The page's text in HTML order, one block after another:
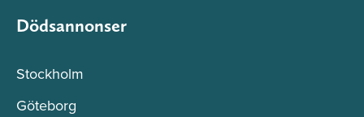
Dödsannonser
Stockholm
Göteborg